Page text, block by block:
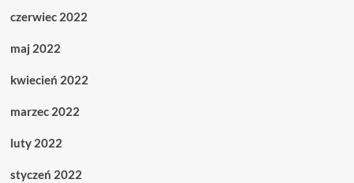
czerwiec 2022
maj 2022
kwiecień 2022
marzec 2022
luty 2022
styczeń 2022